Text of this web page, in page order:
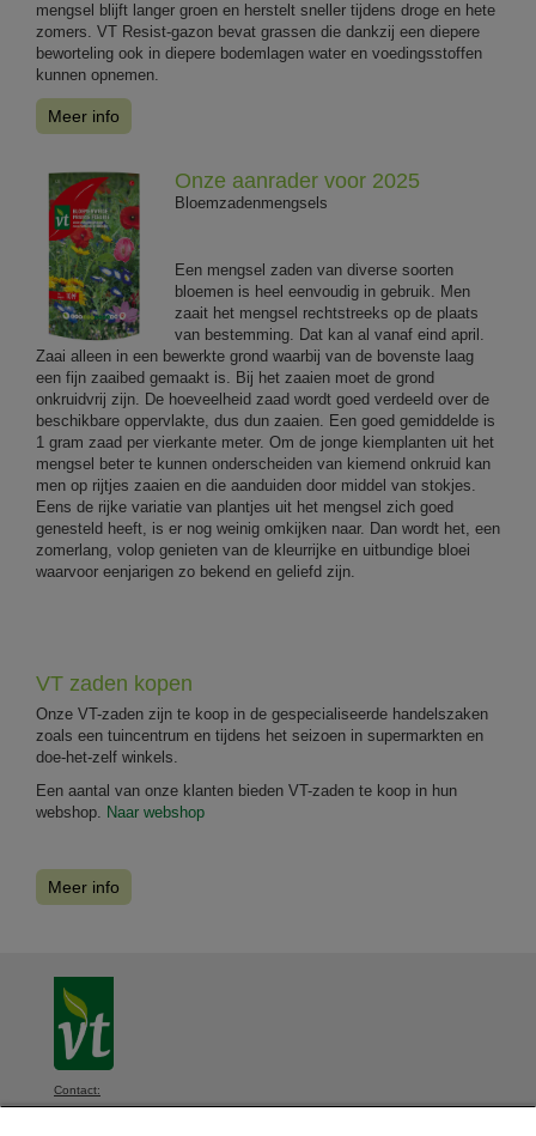
mengsel blijft langer groen en herstelt sneller tijdens droge en hete
zomers. VT Resist-gazon bevat grassen die dankzij een diepere
beworteling ook in diepere bodemlagen water en voedingsstoffen
kunnen opnemen.
Meer info
Onze aanrader voor 2025
Bloemzadenmengsels
Een mengsel zaden van diverse soorten
bloemen is heel eenvoudig in gebruik. Men
zaait het mengsel rechtstreeks op de plaats
van bestemming. Dat kan al vanaf eind april.
Zaai alleen in een bewerkte grond waarbij van de bovenste laag
een fijn zaaibed gemaakt is. Bij het zaaien moet de grond
onkruidvrij zijn. De hoeveelheid zaad wordt goed verdeeld over de
beschikbare oppervlakte, dus dun zaaien. Een goed gemiddelde is
1 gram zaad per vierkante meter. Om de jonge kiemplanten uit het
mengsel beter te kunnen onderscheiden van kiemend onkruid kan
men op rijtjes zaaien en die aanduiden door middel van stokjes.
Eens de rijke variatie van plantjes uit het mengsel zich goed
genesteld heeft, is er nog weinig omkijken naar. Dan wordt het, een
zomerlang, volop genieten van de kleurrijke en uitbundige bloei
waarvoor eenjarigen zo bekend en geliefd zijn.
VT zaden kopen
Onze VT-zaden zijn te koop in de gespecialiseerde handelszaken
zoals een tuincentrum en tijdens het seizoen in supermarkten en
doe-het-zelf winkels.
Een aantal van onze klanten bieden VT-zaden te koop in hun
webshop. Naar webshop
Meer info
Contact: